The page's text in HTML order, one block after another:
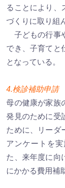
ることにより、
づくりに取り組
子どもの行事
でき、子育てと
となっている。
4.検診補助申請
母の健康が家族
発見のために受
ために、リーダ
アンケートを
た、来年度に向
にかかる費用補